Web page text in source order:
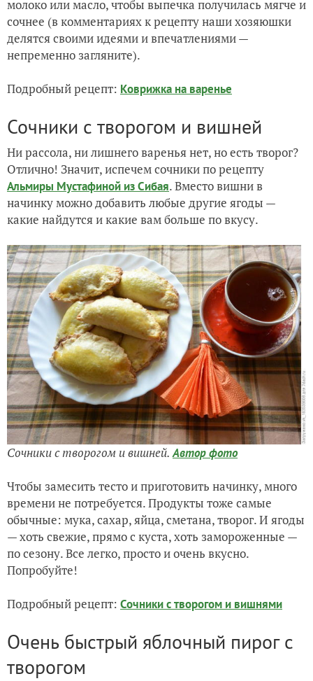
молоко или масло, чтобы выпечка получилась мягче и
сочнее (в комментариях к рецепту наши хозяюшки
делятся своими идеями и впечатлениями —
непременно загляните).
Подробный рецепт: Коврижка на варенье
Сочники с творогом и вишней
Ни рассола, ни лишнего варенья нет, но есть творог?
Отлично! Значит, испечем сочники по рецепту
Альмиры Мустафиной из Сибая. Вместо вишни в
начинку можно добавить любые другие ягоды —
какие найдутся и какие вам больше по вкусу.
Сочники с творогом и вишней.Автор фото
Чтобы замесить тесто и приготовить начинку, много
времени не потребуется. Продукты тоже самые
обычные: мука, сахар, яйца, сметана, творог. И ягоды
— хоть свежие, прямо с куста, хоть замороженные —
по сезону. Все легко, просто и очень вкусно.
Попробуйте!
Подробный рецепт: Сочники с творогом и вишнями
Очень быстрый яблочный пирог с
творогом